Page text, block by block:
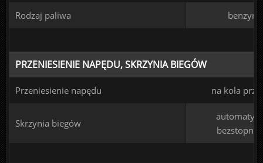
Rodzaj paliwa benzyna
PRZENIESIENIE NAPĘDU, SKRZYNIA BIEGÓW
Przeniesienie napędu na koła
Skrzynia biegów